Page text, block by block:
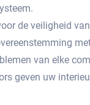
de veiligheid
van elke
geven uw